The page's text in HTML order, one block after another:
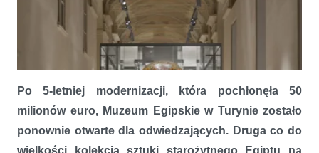
Po 5-letniej modernizacji, która pochłonęła 50
milionów euro, Muzeum Egipskie w Turynie zostało
ponownie otwarte dla odwiedzających. Druga co do
wielkości kolekcja sztuki starożytnego Egiptu na